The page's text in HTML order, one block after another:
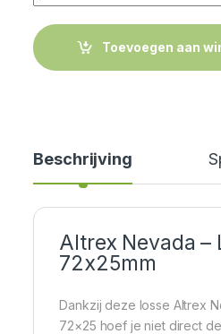
Toevoegen aan
Beschrijving
Altrex Nevada –
72x25mm
Dankzij deze losse Altrex
72×25 hoef je niet direct